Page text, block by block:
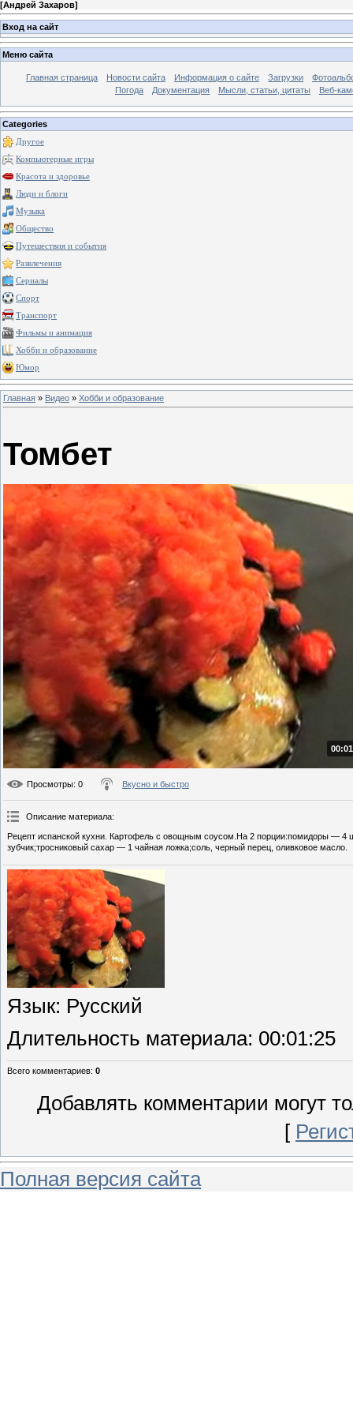
[Андрей Захаров]
Вход на сайт
Меню сайта
Главная страница Новости сайта Информация о сайте Загрузки
Погода
Документация Мысли, статьи, цитаты Веб-
Categories
Другое
Компьютерные игры
Красота и здоровье
Люди и блоги
Музыка
Общество
Путешествия и события
Развлечения
Сериалы
Спорт
Транспорт
Фильмы и анимация
Хобби и образование
Юмор
Главная » Видео » Хобби и образование
Томбет
Просмотры: 0 Вкусно и быстро
Описание материала:
Рецепт испанской кухни. Картофель с овощным соусом.На 2 порции:помидоры —
зубчик;тросниковый сахар — 1 чайная ложка;соль, черный перец, оливковое масло.
Язык: Русский
Длительность материала: 00:01:25
Всего комментариев: 0
Добавлять комментарии могут
[
Полная версия сайта